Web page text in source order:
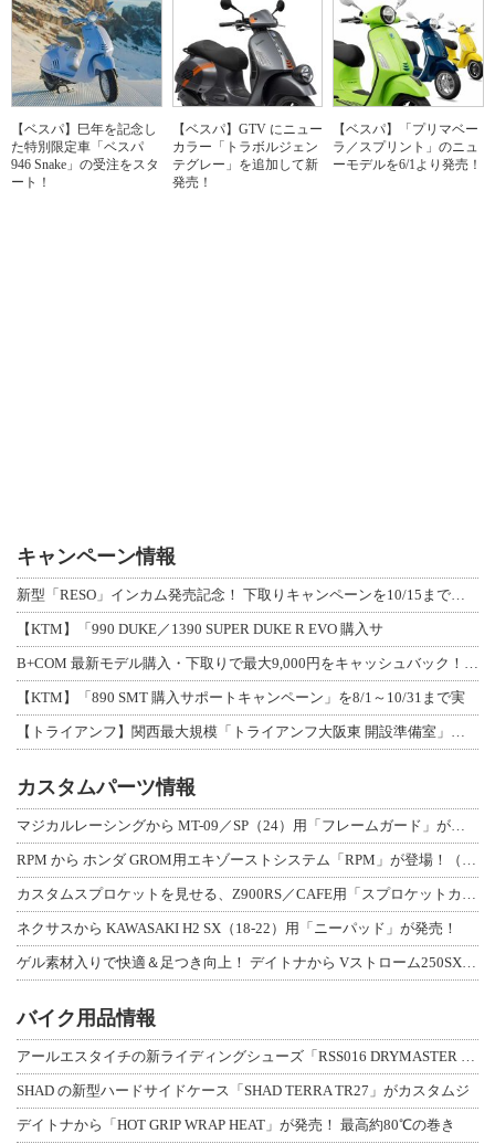
【ベスパ】巳年を記念し
た特別限定車「ベスパ
946 Snake」の受注をスタ
ート！
【ベスパ】GTV にニュー
カラー「トラボルジェン
テグレー」を追加して新
発売！
【ベスパ】「プリマベー
ラ／スプリント」のニュ
ーモデルを6/1より発売！
キャンペーン情報
【KTM】「990 DUKE／1390 SUPER DUKE R EVO 購入サ
【KTM】「890 SMT 購入サポートキャンペーン」を8/1～10/31まで実
カスタムパーツ情報
ネクサスから KAWASAKI H2 SX（18-22）用「ニーパッド」が発売！
バイク用品情報
SHAD の新型ハードサイドケース「SHAD TERRA TR27」がカスタムジ
デイトナから「HOT GRIP WRAP HEAT」が発売！ 最高約80℃の巻き